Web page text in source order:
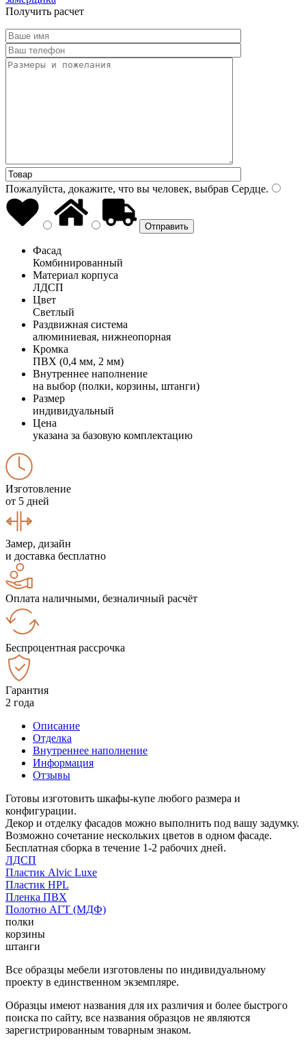
Получить расчет
Пожалуйста, докажите, что вы человек, выбрав Сердце.
Фасад
Комбинированный
Материал корпуса
ЛДСП
Цвет
Светлый
Раздвижная система
алюминиевая, нижнеопорная
Кромка
ПВХ (0,4 мм, 2 мм)
Внутреннее наполнение
на выбор (полки, корзины, штанги)
Размер
индивидуальный
Цена
указана за базовую комплектацию
Изготовление
от 5 дней
Замер, дизайн
и доставка бесплатно
Оплата наличными, безналичный расчёт
Беспроцентная рассрочка
Гарантия
2 года
Описание
Отделка
Внутреннее наполнение
Информация
Отзывы
Готовы изготовить шкафы-купе любого размера и
конфигурации.
Декор и отделку фасадов можно выполнить под вашу задумку.
Возможно сочетание нескольких цветов в одном фасаде.
Бесплатная сборка в течение 1-2 рабочих дней.
ЛДСП
Пластик Alvic Luxe
Пластик HPL
Пленка ПВХ
Полотно АГТ (МДФ)
полки
корзины
штанги
Все образцы мебели изготовлены по индивидуальному
проекту в единственном экземпляре.
Образцы имеют названия для их различия и более быстрого
поиска по сайту, все названия образцов не являются
зарегистрированным товарным знаком.